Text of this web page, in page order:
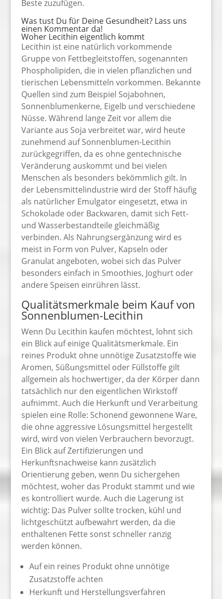
Beste zuzufügen.
Was tust Du für Deine Gesundheit? Lass uns
einen Kommentar da!
Woher Lecithin eigentlich kommt
Lecithin ist eine natürlich vorkommende
Gruppe von Fettbegleitstoffen, sogenannten
Phospholipiden, die in vielen pflanzlichen und
tierischen Lebensmitteln vorkommen. Bekannte
Quellen sind zum Beispiel Sojabohnen,
Sonnenblumenkerne, Eigelb und verschiedene
Nüsse. Während lange Zeit vor allem die
Variante aus Soja verbreitet war, wird heute
zunehmend auf Sonnenblumen-Lecithin
zurückgegriffen, da es ohne gentechnische
Veränderung auskommt und bei vielen
Menschen als besonders bekömmlich gilt. In
der Lebensmittelindustrie wird der Stoff häufig
als natürlicher Emulgator eingesetzt, etwa in
Schokolade oder Backwaren, damit sich Fett-
und Wasserbestandteile gleichmäßig
verbinden. Als Nahrungsergänzung wird es
meist in Form von Pulver, Kapseln oder
Granulat angeboten, wobei sich das Pulver
besonders einfach in Smoothies, Joghurt oder
andere Speisen einrühren lässt.
Qualitätsmerkmale beim Kauf von
Sonnenblumen-Lecithin
Wenn Du Lecithin kaufen möchtest, lohnt sich
ein Blick auf einige Qualitätsmerkmale. Ein
reines Produkt ohne unnötige Zusatzstoffe wie
Aromen, Süßungsmittel oder Füllstoffe gilt
allgemein als hochwertiger, da der Körper dann
tatsächlich nur den eigentlichen Wirkstoff
aufnimmt. Auch die Herkunft und Verarbeitung
spielen eine Rolle: Schonend gewonnene Ware,
die ohne aggressive Lösungsmittel hergestellt
wird, wird von vielen Verbrauchern bevorzugt.
Ein Blick auf Zertifizierungen und
Herkunftsnachweise kann zusätzlich
Orientierung geben, wenn Du sichergehen
möchtest, woher das Produkt stammt und wie
es kontrolliert wurde. Auch die Lagerung ist
wichtig: Das Pulver sollte trocken, kühl und
lichtgeschützt aufbewahrt werden, da die
enthaltenen Fette sonst schneller ranzig
werden können.
Auf ein reines Produkt ohne unnötige
Zusatzstoffe achten
Herkunft und Herstellungsverfahren